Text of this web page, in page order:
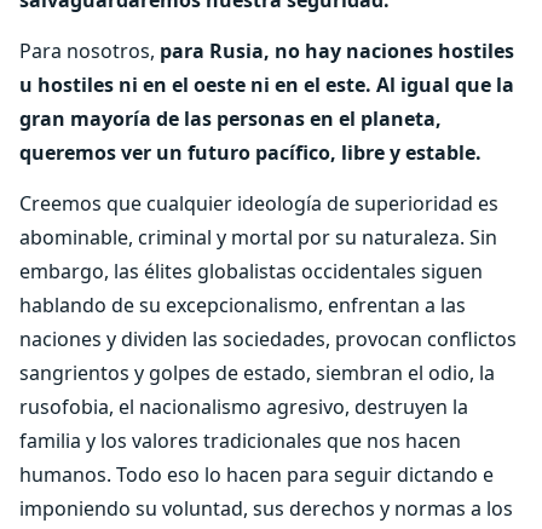
Para nosotros, para Rusia, no hay naciones hostiles
u hostiles ni en el oeste ni en el este. Al igual que la
gran mayoría de las personas en el planeta,
queremos ver un futuro pacífico, libre y estable.
Creemos que cualquier ideología de superioridad es
abominable, criminal y mortal por su naturaleza. Sin
embargo, las élites globalistas occidentales siguen
hablando de su excepcionalismo, enfrentan a las
naciones y dividen las sociedades, provocan conflictos
sangrientos y golpes de estado, siembran el odio, la
rusofobia, el nacionalismo agresivo, destruyen la
familia y los valores tradicionales que nos hacen
humanos. Todo eso lo hacen para seguir dictando e
imponiendo su voluntad, sus derechos y normas a los